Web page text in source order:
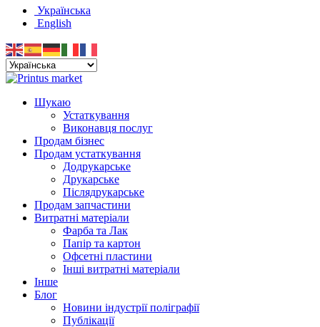
Українська
English
Шукаю
Устаткування
Виконавця послуг
Продам бізнес
Продам устаткування
Додрукарське
Друкарське
Післядрукарське
Продам запчастини
Витратні матеріали
Фарба та Лак
Папір та картон
Офсетні пластини
Інші витратні матеріали
Інше
Блог
Новини індустрії поліграфії
Публікації